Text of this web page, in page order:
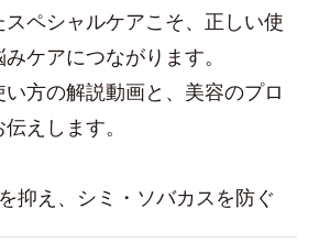
ペシャルケアこそ、正しい使
ケアにつながります。
方の解説動画と、美容のプロ
えします。
抑え、シミ・ソバカスを防ぐ